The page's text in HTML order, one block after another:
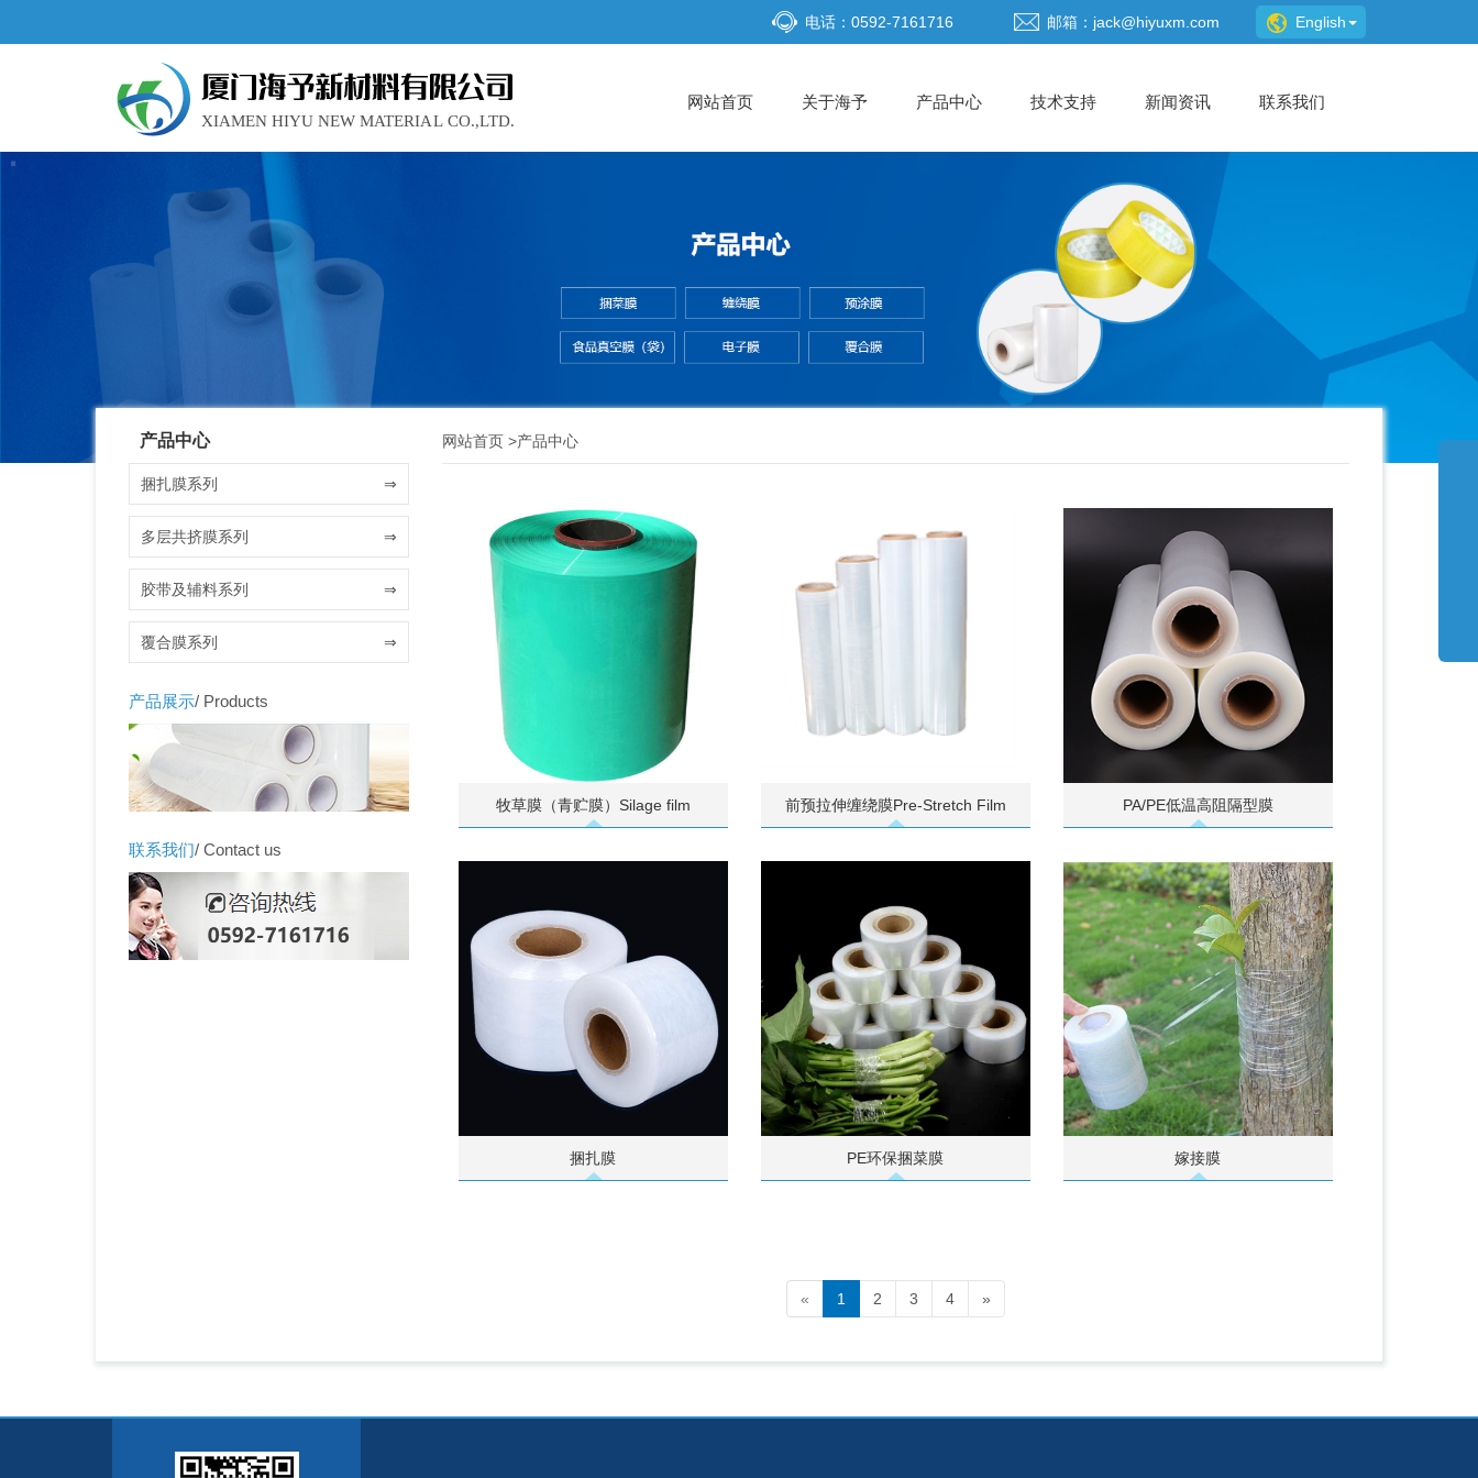
English
邮箱：jack@hiyuxm.com
电话：0592-7161716
网站首页 关于海予 产品中心(current)技术支持 新闻资讯 联系我们
产品中心
捆扎膜系列 ⇒
多层共挤膜系列 ⇒
胶带及辅料系列 ⇒
覆合膜系列 ⇒
产品展示/ Products
联系我们/ Contact us
网站首页 >产品中心
牧草膜（青贮膜）Silage film 前预拉伸缠绕膜Pre-Stretch Film PA/PE低温高阻隔型膜
捆扎膜 PE环保捆菜膜 嫁接膜
« 1 2 3 4 »